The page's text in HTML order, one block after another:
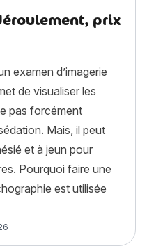
prix
examen d’imagerie
de visualiser les
pas forcément
Mais, il peut
et à jeun pour
Pourquoi faire une
est utilisée